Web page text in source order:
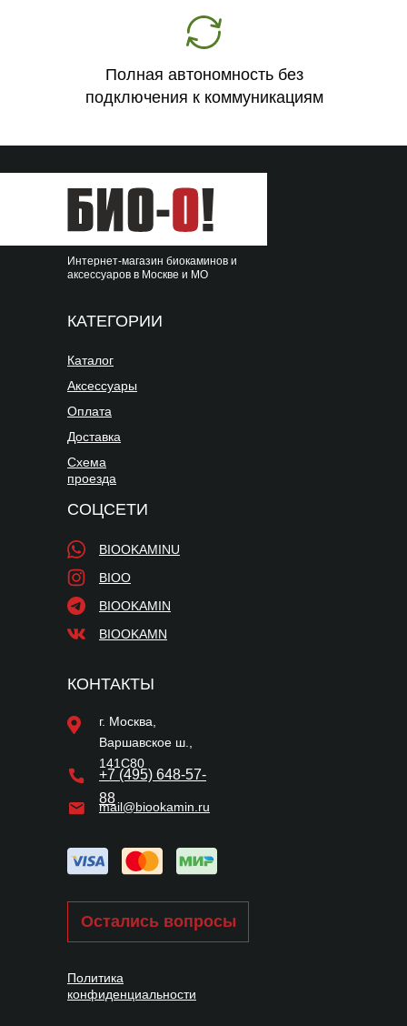
Полная автономность без
подключения к коммуникациям
КОНТАКТЫ
+7 (495) 648-57-
88
г. Москва,
Варшавское ш.,
141С80
mail@biookamin.ru
КАТЕГОРИИ
Аксессуары
Каталог
Оплата
Доставка
Схема
проезда
СОЦСЕТИ
BIOO
BIOOKAMINU
Интернет-магазин биокаминов и
аксессуаров в Москве и МО
Остались вопросы
Политика
конфиденциальности
BIOOKAMIN
BIOOKAMN